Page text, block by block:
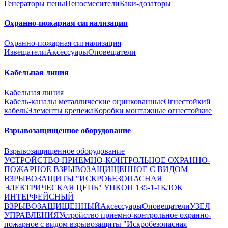
Генераторы пеныПеносмесителиБаки-дозаторы
Охранно-пожарная сигнализация
Охранно-пожарная сигнализация
ИзвещателиАксессуарыОповещатели
Кабельная линия
Кабельная линия
Кабель-каналы металлические оцинкованныеОгнестойкий
кабельЭлементы крепежаКоробки монтажные огнестойкие
Взрывозащищенное оборудование
Взрывозащищенное оборудование
УСТРОЙСТВО ПРИЕМНО-КОНТРОЛЬНОЕ ОХРАННО-
ПОЖАРНОЕ ВЗРЫВОЗАЩИЩЕННОЕ С ВИДОМ
ВЗРЫВОЗАЩИТЫ "ИСКРОБЕЗОПАСНАЯ
ЭЛЕКТРИЧЕСКАЯ ЦЕПЬ" УПКОП 135-1-1БЛОК
ИНТЕРФЕЙСНЫЙ
ВЗРЫВОЗАЩИЩЕННЫЙАксессуарыОповещателиУЗЕЛ
УПРАВЛЕНИЯУстройство приемно-контрольное охранно-
пожарное с видом взрывозащиты "Искробезопасная